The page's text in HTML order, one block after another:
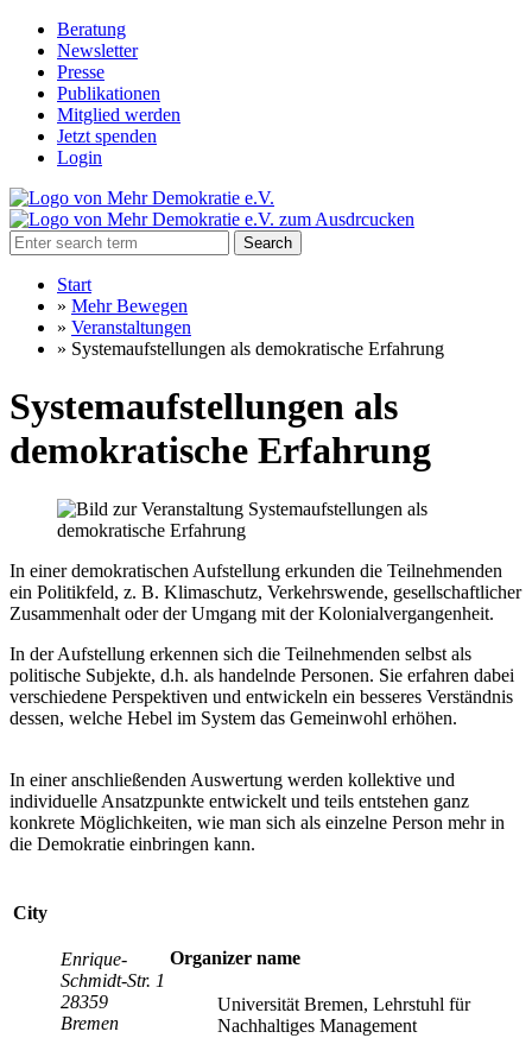
Beratung
Newsletter
Presse
Publikationen
Mitglied werden
Jetzt spenden
Login
Search
Start
» Mehr Bewegen
» Veranstaltungen
» Systemaufstellungen als demokratische Erfahrung
Systemaufstellungen als
demokratische Erfahrung
In einer demokratischen Aufstellung erkunden die Teilnehmenden
ein Politikfeld, z. B. Klimaschutz, Verkehrswende, gesellschaftlicher
Zusammenhalt oder der Umgang mit der Kolonialvergangenheit.
In der Aufstellung erkennen sich die Teilnehmenden selbst als
politische Subjekte, d.h. als handelnde Personen. Sie erfahren dabei
verschiedene Perspektiven und entwickeln ein besseres Verständnis
dessen, welche Hebel im System das Gemeinwohl erhöhen.
In einer anschließenden Auswertung werden kollektive und
individuelle Ansatzpunkte entwickelt und teils entstehen ganz
konkrete Möglichkeiten, wie man sich als einzelne Person mehr in
die Demokratie einbringen kann.
City
Enrique-
Schmidt-Str. 1
28359
Bremen
Organizer name
Universität Bremen, Lehrstuhl für
Nachhaltiges Management